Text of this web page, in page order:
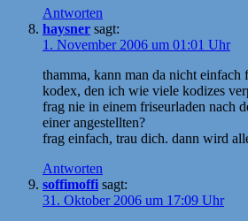
Antworten
haysner sagt:
1. November 2006 um 01:01 Uhr
thamma, kann man da nicht einfach
kodex, den ich wie viele kodizes
frag nie in einem friseurladen nach
einer angestellten?
frag einfach, trau dich. dann wird
Antworten
soffimoffi sagt:
31. Oktober 2006 um 17:09 Uhr